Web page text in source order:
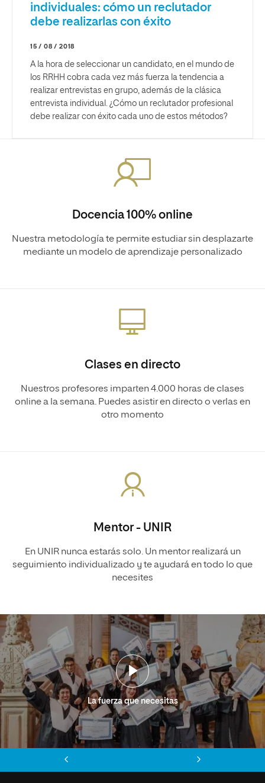
individuales: cómo un reclutador
debe realizarlas con éxito
15 / 08 / 2018
A la hora de seleccionar un candidato, en el mundo de
los RRHH cobra cada vez más fuerza la tendencia a
realizar entrevistas en grupo, además de la clásica
entrevista individual. ¿Cómo un reclutador profesional
debe realizar con éxito cada uno de estos métodos?
Docencia 100% online
Nuestra metodología te permite estudiar sin desplazarte
mediante un modelo de aprendizaje personalizado
Clases en directo
Nuestros profesores imparten 4.000 horas de clases
online a la semana. Puedes asistir en directo o verlas en
otro momento
Mentor - UNIR
En UNIR nunca estarás solo. Un mentor realizará un
seguimiento individualizado y te ayudará en todo lo que
necesites
La fuerza que necesitas